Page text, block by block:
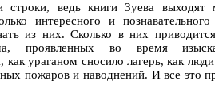
строки, ведь книги Зуева выходят
интересного и
из них. Сколько в них
проявленных во время
как ураганом сносило лагерь, как
пожаров и наводнений. И все это